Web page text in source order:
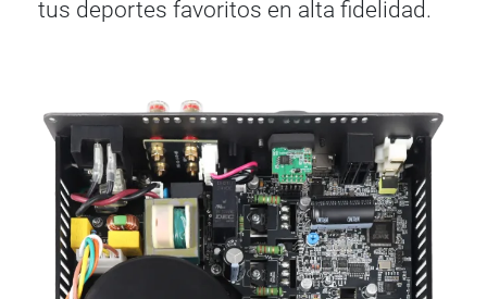
tus deportes favoritos en alta fidelidad.